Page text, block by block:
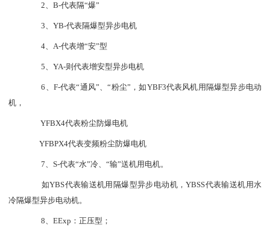
2、B-代表隔“爆”
3、YB-代表隔爆型异步电机
4、A-代表增“安”型
5、YA-则代表增安型异步电机
6、F-代表“通风”、“粉尘”，如YBF3代表风机用隔爆型异步电动
机 ，
YFBX4代表粉尘防爆电机
YFBPX4代表变频粉尘防爆电机
7、S-代表“水”冷、“输”送机用电机。
如YBS代表输送机用隔爆型异步电动机，YBSS代表输送机用水
冷隔爆型异步电动机。
8、EExp：正压型；